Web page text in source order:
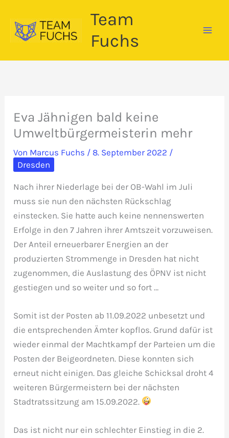
Inhalt
springen
Team
Fuchs
Eva Jähnigen bald keine
Umweltbürgermeisterin mehr
Von Marcus Fuchs / 8. September 2022 /
Dresden
Nach ihrer Niederlage bei der OB-Wahl im Juli
muss sie nun den nächsten Rückschlag
einstecken. Sie hatte auch keine nennenswerten
Erfolge in den 7 Jahren ihrer Amtszeit vorzuweisen.
Der Anteil erneuerbarer Energien an der
produzierten Strommenge in Dresden hat nicht
zugenommen, die Auslastung des ÖPNV ist nicht
gestiegen und so weiter und so fort …
Somit ist der Posten ab 11.09.2022 unbesetzt und
die entsprechenden Ämter kopflos. Grund dafür ist
wieder einmal der Machtkampf der Parteien um die
Posten der Beigeordneten. Diese konnten sich
erneut nicht einigen. Das gleiche Schicksal droht 4
weiteren Bürgermeistern bei der nächsten
Stadtratssitzung am 15.09.2022.
Das ist nicht nur ein schlechter Einstieg in die 2.